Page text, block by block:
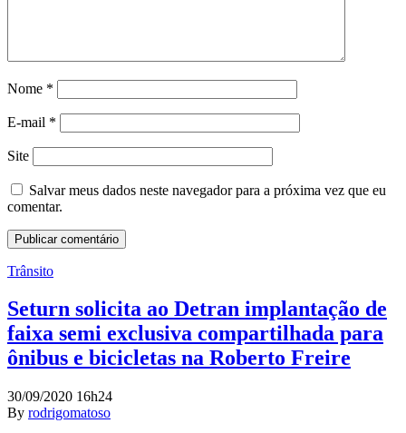
Nome *
E-mail *
Site
Salvar meus dados neste navegador para a próxima vez que eu
comentar.
Trânsito
Seturn solicita ao Detran implantação de
faixa semi exclusiva compartilhada para
ônibus e bicicletas na Roberto Freire
30/09/2020 16h24
By rodrigomatoso